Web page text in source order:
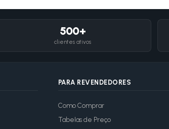
500+
clientes ativos
PARA REVENDEDORES
Como Comprar
Tabelas de Preço